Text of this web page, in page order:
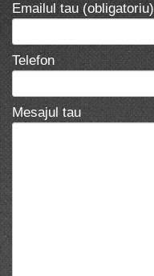
Emailul tau (obligatoriu)
Telefon
Mesajul tau